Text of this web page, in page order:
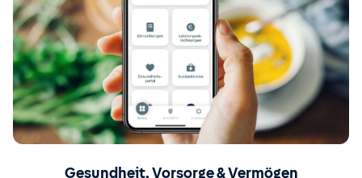
Gesundheit, Vorsorge & Vermögen